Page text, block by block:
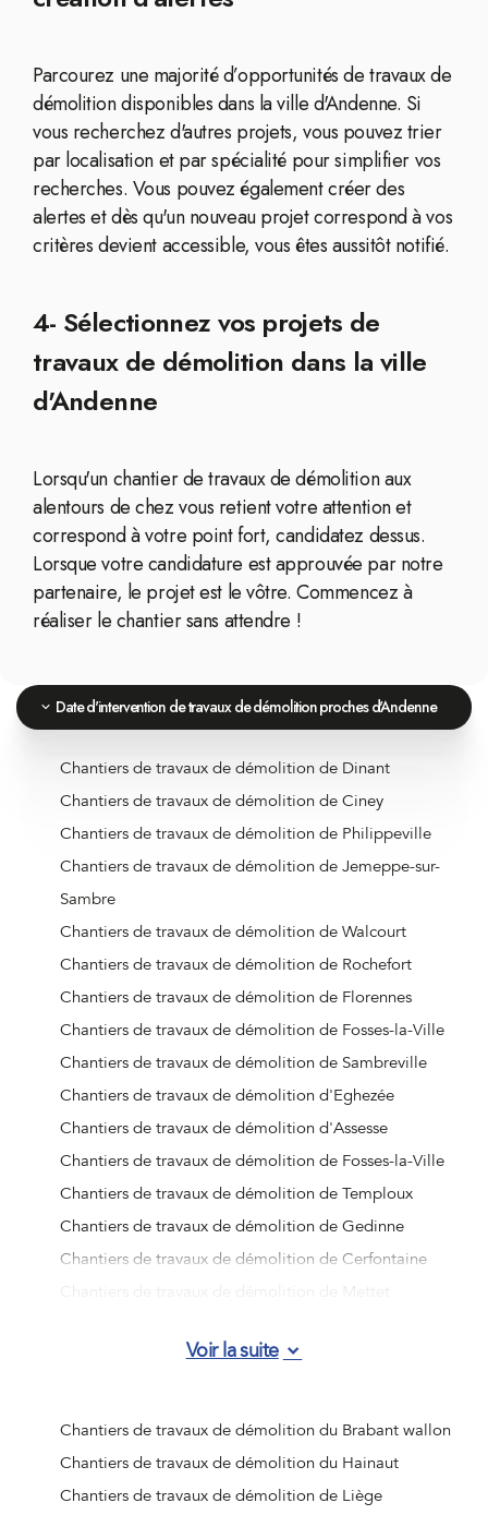
Parcourez une majorité d’opportunités de travaux de
démolition disponibles dans la ville d'Andenne. Si
vous recherchez d'autres projets, vous pouvez trier
par localisation et par spécialité pour simplifier vos
recherches. Vous pouvez également créer des
alertes et dès qu'un nouveau projet correspond à vos
critères devient accessible, vous êtes aussitôt notifié.
4- Sélectionnez vos projets de
travaux de démolition dans la ville
d'Andenne
Lorsqu'un chantier de travaux de démolition aux
alentours de chez vous retient votre attention et
correspond à votre point fort, candidatez dessus.
Lorsque votre candidature est approuvée par notre
partenaire, le projet est le vôtre. Commencez à
réaliser le chantier sans attendre !
Date d'intervention de travaux de démolition proches d'Andenne
Chantiers de travaux de démolition de Dinant
Chantiers de travaux de démolition de Ciney
Chantiers de travaux de démolition de Philippeville
Chantiers de travaux de démolition de Jemeppe-sur-
Sambre
Chantiers de travaux de démolition de Walcourt
Chantiers de travaux de démolition de Rochefort
Chantiers de travaux de démolition de Florennes
Chantiers de travaux de démolition de Fosses-la-Ville
Chantiers de travaux de démolition de Sambreville
Chantiers de travaux de démolition d'Eghezée
Chantiers de travaux de démolition d'Assesse
Chantiers de travaux de démolition de Fosses-la-Ville
Chantiers de travaux de démolition de Temploux
Chantiers de travaux de démolition de Gedinne
Chantiers de travaux de démolition de Cerfontaine
Chantiers de travaux de démolition d'Han-sur-Lesse
Chantiers de travaux de démolition de Wépion
Chantiers de travaux de démolition de Barvaux
Chantiers de travaux de démolition de Viroinval
Voir la suite
Chantiers de travaux de démolition du Brabant wallon
Chantiers de travaux de démolition du Hainaut
Chantiers de travaux de démolition de Liège